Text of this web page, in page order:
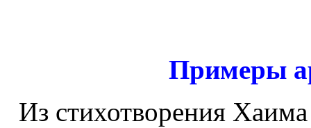
Примеры
Из стихотворения